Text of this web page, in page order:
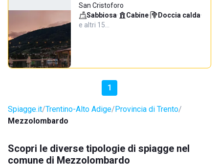
San Cristoforo
Sabbiosa· Cabine· Doccia calda·
e altri 15…
1
Spiagge.it Trentino-Alto Adige Provincia di Trento
Mezzolombardo
Scopri le diverse tipologie di spiagge nel
comune di Mezzolombardo